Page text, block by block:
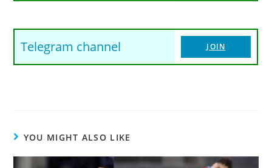
Telegram channel JOIN
YOU MIGHT ALSO LIKE